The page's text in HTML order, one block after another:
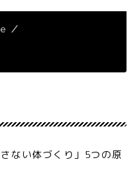
／
ない体づくり」5つの原